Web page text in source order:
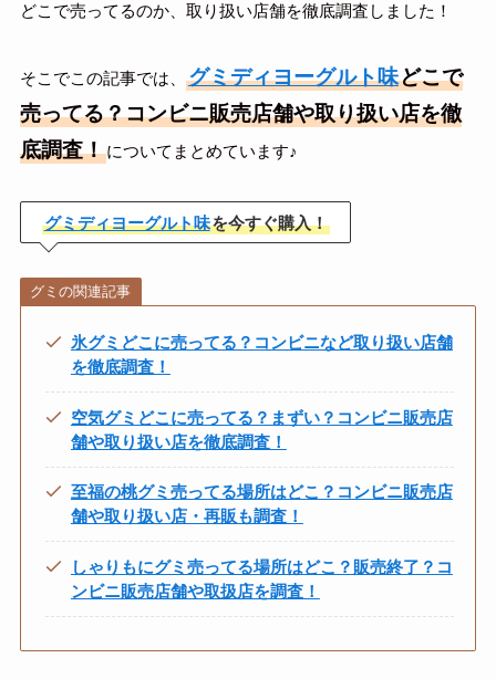
どこで売ってるのか、取り扱い店舗を徹底調査しました！
そこでこの記事では、 グミディヨーグルト味どこで
売ってる？コンビニ販売店舗や取り扱い店を徹
底調査！についてまとめています♪
グミディヨーグルト味を今すぐ購入！
グミの関連記事
氷グミどこに売ってる？コンビニなど取り扱い店舗
を徹底調査！
空気グミどこに売ってる？まずい？コンビニ販売店
舗や取り扱い店を徹底調査！
至福の桃グミ売ってる場所はどこ？コンビニ販売店
舗や取り扱い店・再販も調査！
しゃりもにグミ売ってる場所はどこ？販売終了？コ
ンビニ販売店舗や取扱店を調査！